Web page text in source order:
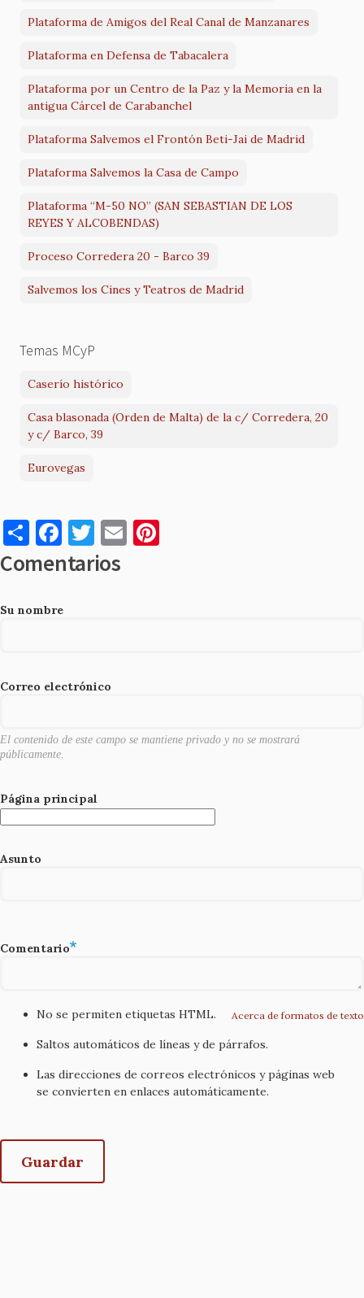
Plataforma de Amigos del Real Canal de Manzanares
Plataforma en Defensa de Tabacalera
Plataforma por un Centro de la Paz y la Memoria en la
antigua Cárcel de Carabanchel
Plataforma Salvemos el Frontón Beti-Jai de Madrid
Plataforma Salvemos la Casa de Campo
Plataforma “M-50 NO” (SAN SEBASTIAN DE LOS
REYES Y ALCOBENDAS)
Proceso Corredera 20 - Barco 39
Salvemos los Cines y Teatros de Madrid
Temas MCyP
Caserío histórico
Casa blasonada (Orden de Malta) de la c/ Corredera, 20
y c/ Barco, 39
Eurovegas
S
h
ar
e
F
a
c
e
o
T
w
it
E
m
Comentarios
Su nombre
Correo electrónico
El contenido de este campo se mantiene privado y no se mostrará
públicamente.
Página principal
Asunto
Comentario
Acerca de formatos de texto
No se permiten etiquetas HTML.
Saltos automáticos de líneas y de párrafos.
Las direcciones de correos electrónicos y páginas web
se convierten en enlaces automáticamente.